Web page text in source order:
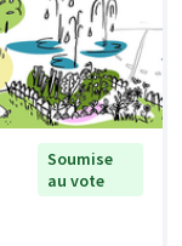
Soumise
au vote